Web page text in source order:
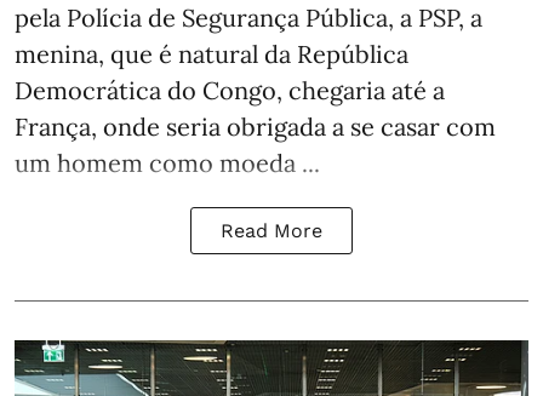
pela Polícia de Segurança Pública, a PSP, a
menina, que é natural da República
Democrática do Congo, chegaria até a
França, onde seria obrigada a se casar com
um homem como moeda ...
Read More